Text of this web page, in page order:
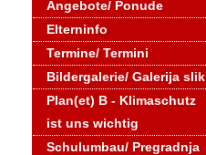
Angebote/ Ponude
Elterninfo
Termine/ Termini
Bildergalerie/ Galerija slik
Plan(et) B - Klimaschutz
ist uns wichtig
Schulumbau/ Pregradnja